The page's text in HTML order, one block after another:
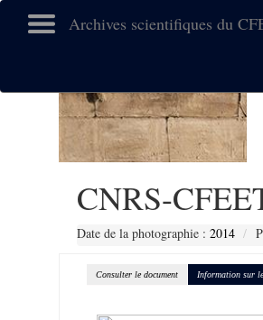
Archives scientifiques du
CNRS-
Date de la photographie : 2014
Consulter le document Information sur